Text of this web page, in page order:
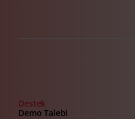
Destek
Demo Talebi